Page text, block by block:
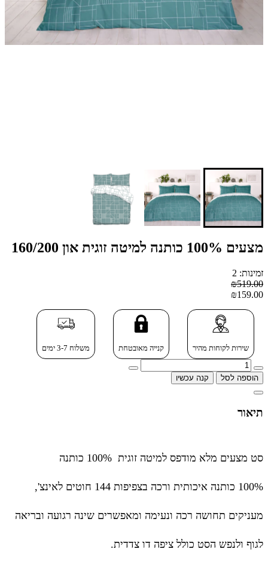
מצעים 100% כותנה למיטה זוגית און 160/200
זמינות: 2
₪519.00
₪159.00
שירות לקוחות מהיר קנייה מאובטחת משלוח 3-7 ימים
הוספה לסל קנה עכשיו
תיאור
סט מצעים מלא מודפס למיטה זוגית 100% כותנה
100% כותנה איכותית ורכה בצפיפות 144 חוטים לאינצ',
מעניקים תחושה רכה ונעימה ומאפשרים שינה רגועה ובריאה
לגוף ולנפש הסט כולל ציפה דו צדדית.